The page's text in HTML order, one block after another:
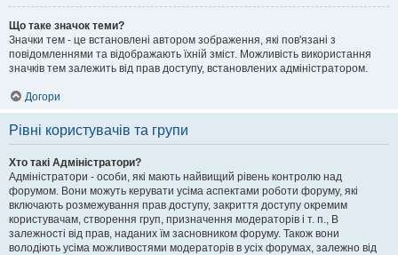
Що таке значок теми?
Значки тем - це встановлені автором зображення, які пов'язані з
повідомленнями та відображають їхній зміст. Можливість використання
значків тем залежить від прав доступу, встановлених адміністратором.
Догори
Рівні користувачів та групи
Хто такі Адміністратори?
Адміністратори - особи, які мають найвищий рівень контролю над
форумом. Вони можуть керувати усіма аспектами роботи форуму, які
включають розмежування прав доступу, закриття доступу окремим
користувачам, створення груп, призначення модераторів і т. п., В
залежності від прав, наданих їм засновником форуму. Також вони
володіють усіма можливостями модераторів в усіх форумах, залежно від